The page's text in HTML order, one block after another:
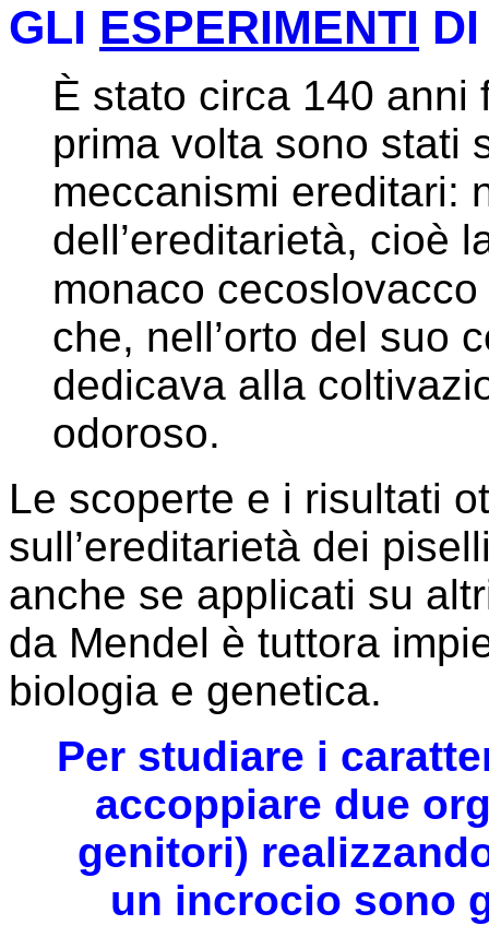
GLI ESPERIMENTI
È stato circa 140 anni
prima volta sono stati
meccanismi ereditari:
dell’ereditarietà, cioè
monaco
che, nell’orto del suo
dedicava alla
odoroso.
Le scoperte e i risultati
sull’ereditarietà dei
anche se applicati su
da Mendel è tuttora
biologia e genetica.
Per studiare i
accoppiare due
genitori)
un incrocio sono